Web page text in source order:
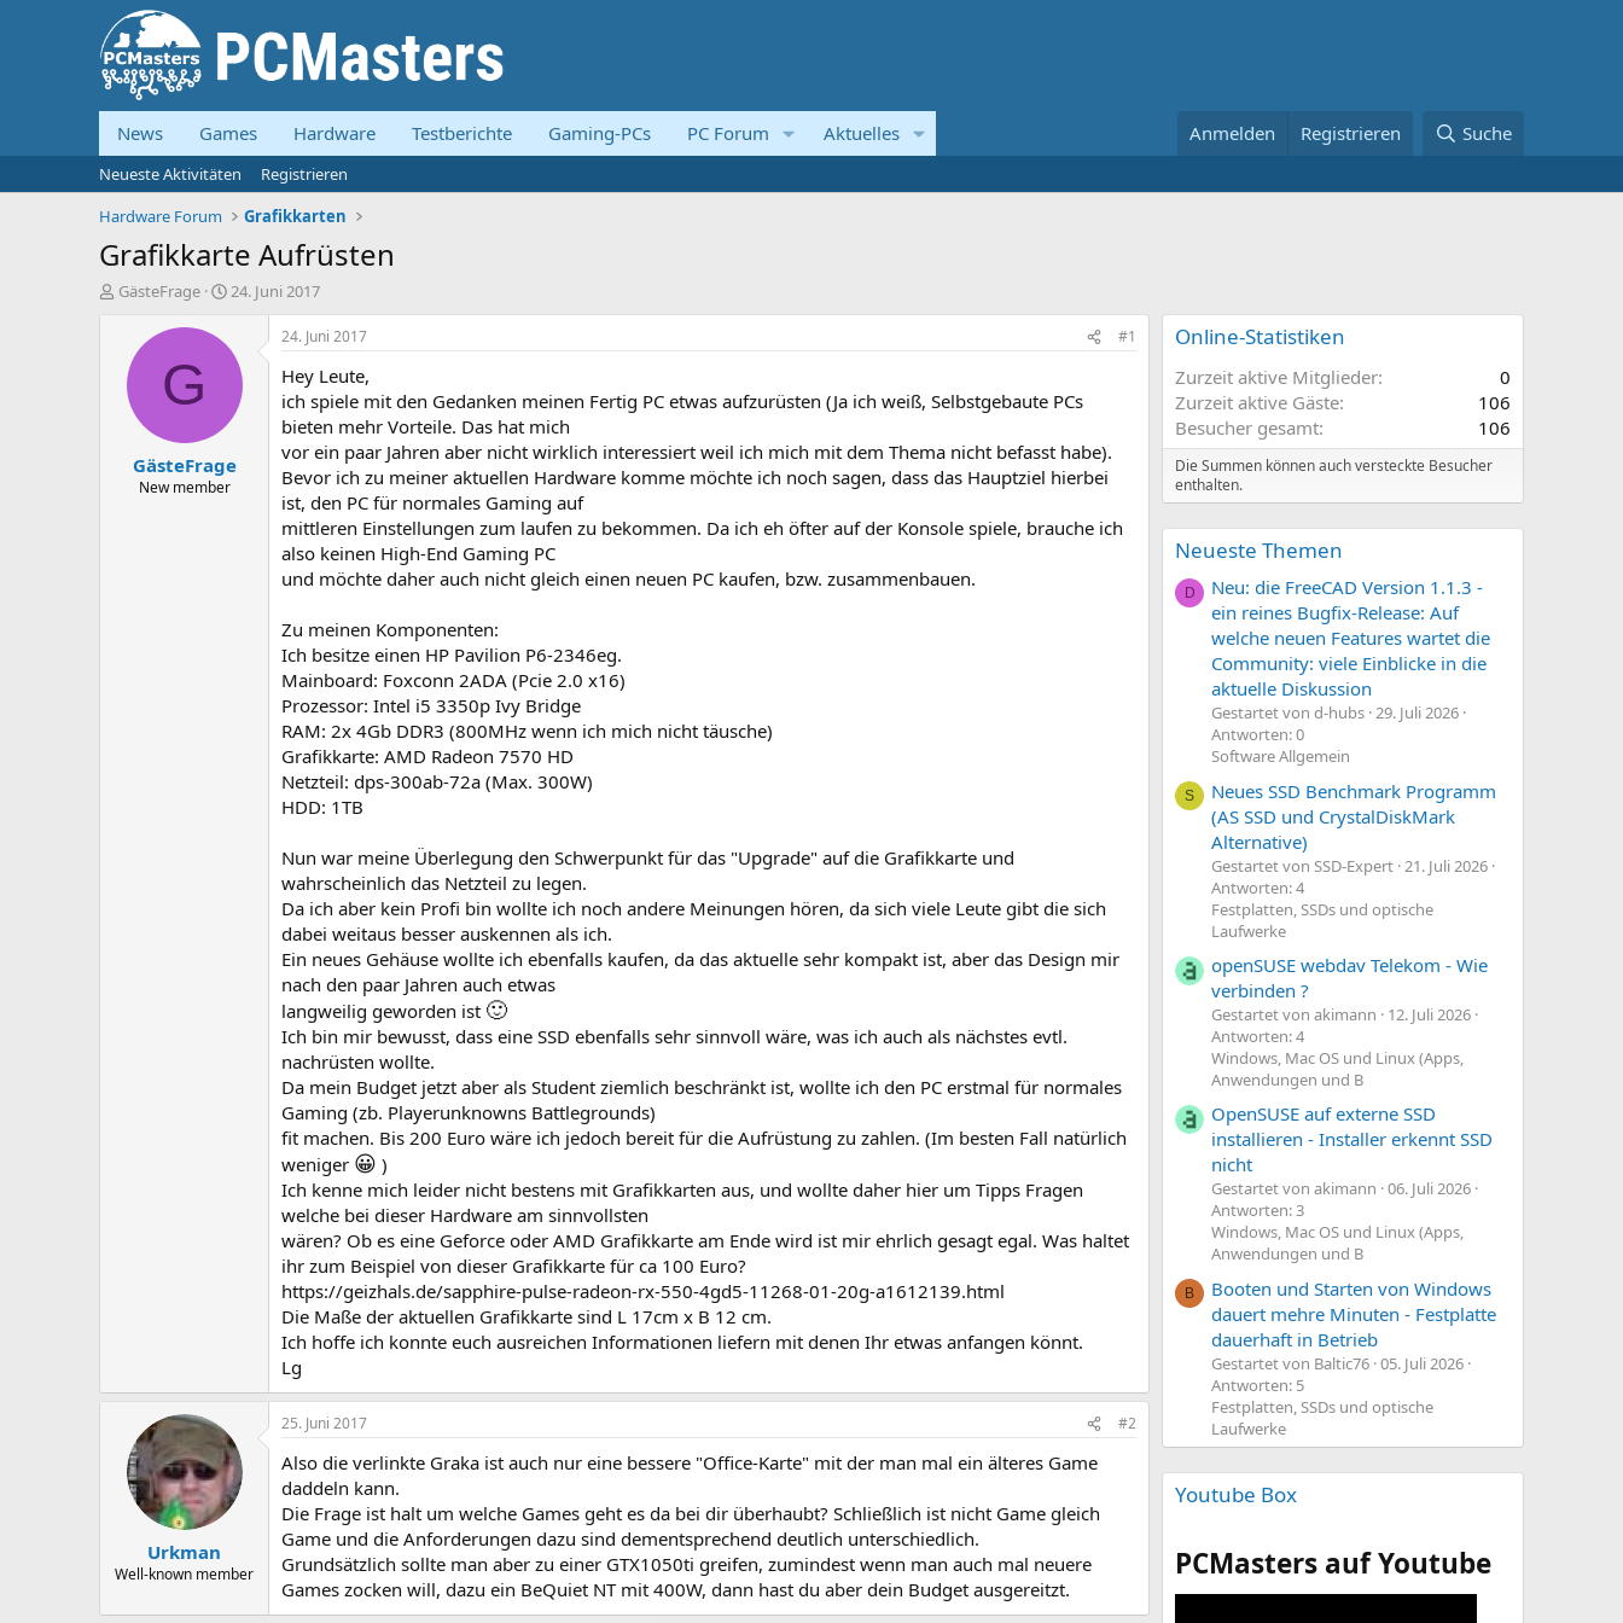
News Games Hardware Testberichte Gaming-PCs PC Forum Aktuelles Anmelden Registrieren Suche
Neueste Aktivitäten
Registrieren
Hardware Forum
Grafikkarten
Grafikkarte Aufrüsten
E
GästeFrage
E
t
l
a
m
24. Juni 2017
G
GästeFrage
New member
24. Juni 2017 #1
Hey Leute,
ich spiele mit den Gedanken meinen Fertig PC etwas aufzurüsten (Ja ich weiß, Selbstgebaute PCs
bieten mehr Vorteile. Das hat mich
vor ein paar Jahren aber nicht wirklich interessiert weil ich mich mit dem Thema nicht befasst habe).
Bevor ich zu meiner aktuellen Hardware komme möchte ich noch sagen, dass das Hauptziel hierbei
ist, den PC für normales Gaming auf
mittleren Einstellungen zum laufen zu bekommen. Da ich eh öfter auf der Konsole spiele, brauche ich
also keinen High-End Gaming PC
und möchte daher auch nicht gleich einen neuen PC kaufen, bzw. zusammenbauen.
Zu meinen Komponenten:
Ich besitze einen HP Pavilion P6-2346eg.
Mainboard: Foxconn 2ADA (Pcie 2.0 x16)
Prozessor: Intel i5 3350p Ivy Bridge
RAM: 2x 4Gb DDR3 (800MHz wenn ich mich nicht täusche)
Grafikkarte: AMD Radeon 7570 HD
Netzteil: dps-300ab-72a (Max. 300W)
HDD: 1TB
Nun war meine Überlegung den Schwerpunkt für das "Upgrade" auf die Grafikkarte und
wahrscheinlich das Netzteil zu legen.
Da ich aber kein Profi bin wollte ich noch andere Meinungen hören, da sich viele Leute gibt die sich
dabei weitaus besser auskennen als ich.
Ein neues Gehäuse wollte ich ebenfalls kaufen, da das aktuelle sehr kompakt ist, aber das Design mir
nach den paar Jahren auch etwas
langweilig geworden ist 🙂
Ich bin mir bewusst, dass eine SSD ebenfalls sehr sinnvoll wäre, was ich auch als nächstes evtl.
nachrüsten wollte.
Da mein Budget jetzt aber als Student ziemlich beschränkt ist, wollte ich den PC erstmal für normales
Gaming (zb. Playerunknowns Battlegrounds)
fit machen. Bis 200 Euro wäre ich jedoch bereit für die Aufrüstung zu zahlen. (Im besten Fall natürlich
weniger 😀 )
Ich kenne mich leider nicht bestens mit Grafikkarten aus, und wollte daher hier um Tipps Fragen
welche bei dieser Hardware am sinnvollsten
wären? Ob es eine Geforce oder AMD Grafikkarte am Ende wird ist mir ehrlich gesagt egal. Was haltet
ihr zum Beispiel von dieser Grafikkarte für ca 100 Euro?
https://geizhals.de/sapphire-pulse-radeon-rx-550-4gd5-11268-01-20g-a1612139.html
Die Maße der aktuellen Grafikkarte sind L 17cm x B 12 cm.
Ich hoffe ich konnte euch ausreichen Informationen liefern mit denen Ihr etwas anfangen könnt.
Lg
Urkman
Well-known member
25. Juni 2017 #2
Also die verlinkte Graka ist auch nur eine bessere "Office-Karte" mit der man mal ein älteres Game
daddeln kann.
Die Frage ist halt um welche Games geht es da bei dir überhaubt? Schließlich ist nicht Game gleich
Game und die Anforderungen dazu sind dementsprechend deutlich unterschiedlich.
Grundsätzlich sollte man aber zu einer GTX1050ti greifen, zumindest wenn man auch mal neuere
Games zocken will, dazu ein BeQuiet NT mit 400W, dann hast du aber dein Budget ausgereitzt.
Online-Statistiken
Zurzeit aktive Mitglieder
0
Zurzeit aktive Gäste
106
Besucher gesamt
106
Die Summen können auch versteckte Besucher
enthalten.
Neueste Themen
D
Neu: die FreeCAD Version 1.1.3 -
ein reines Bugfix-Release: Auf
welche neuen Features wartet die
Community: viele Einblicke in die
aktuelle Diskussion
Gestartet von d-hubs 29. Juli 2026
Antworten: 0
Software Allgemein
S
Neues SSD Benchmark Programm
(AS SSD und CrystalDiskMark
Alternative)
Gestartet von SSD-Expert 21. Juli 2026
Antworten: 4
Festplatten, SSDs und optische
Laufwerke
openSUSE webdav Telekom - Wie
verbinden ?
Gestartet von akimann
12. Juli 2026
Antworten: 4
Windows, Mac OS und Linux (Apps,
Anwendungen und B
OpenSUSE auf externe SSD
installieren - Installer erkennt SSD
nicht
Gestartet von akimann 06. Juli 2026
Antworten: 3
Windows, Mac OS und Linux (Apps,
Anwendungen und B
B
Booten und Starten von Windows
dauert mehre Minuten - Festplatte
dauerhaft in Betrieb
Gestartet von Baltic76 05. Juli 2026
Antworten: 5
Festplatten, SSDs und optische
Laufwerke
Youtube Box
PCMasters auf Youtube